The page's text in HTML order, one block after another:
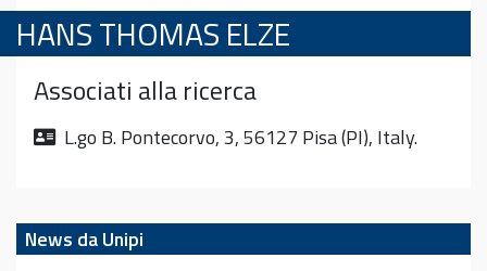
HANS THOMAS ELZE
Associati alla ricerca
L.go B. Pontecorvo, 3, 56127 Pisa (PI), Italy.
News da Unipi